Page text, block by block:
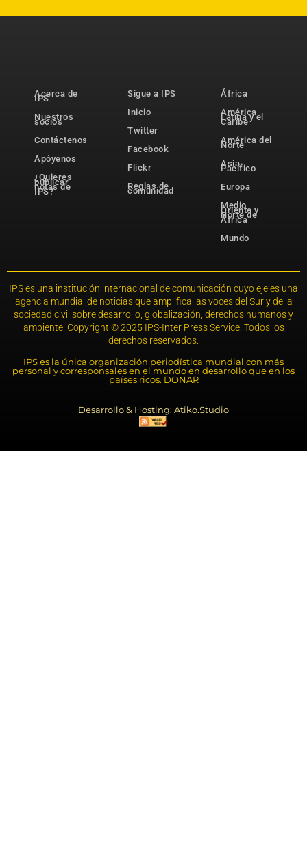
Acerca de
IPS
Nuestros
socios
Contáctenos
Apóyenos
¿Quieres
publicar
notas de
IPS?
Sigue a IPS
Inicio
Twitter
Facebook
Flickr
Reglas de
comunidad
África
América
Latina y el
Caribe
América del
Norte
Asia-
Pacífico
Europa
Medio
Oriente y
Norte de
África
Mundo
IPS es una institución internacional de comunicación cuyo eje es una
agencia mundial de noticias que amplifica las voces del Sur y de la
sociedad civil sobre desarrollo, globalización, derechos humanos y
ambiente. Copyright © 2025 IPS-Inter Press Service. Todos los
derechos reservados.
IPS es la única organización periodística mundial con más
personal y corresponsales en el mundo en desarrollo que en los
países ricos. DONAR
Desarrollo & Hosting: Atiko.Studio